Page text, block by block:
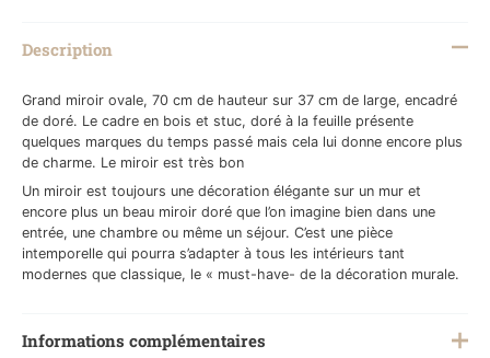
Description
Grand miroir ovale, 70 cm de hauteur sur 37 cm de large, encadré
de doré. Le cadre en bois et stuc, doré à la feuille présente
quelques marques du temps passé mais cela lui donne encore plus
de charme. Le miroir est très bon
Un miroir est toujours une décoration élégante sur un mur et
encore plus un beau miroir doré que l’on imagine bien dans une
entrée, une chambre ou même un séjour. C’est une pièce
intemporelle qui pourra s’adapter à tous les intérieurs tant
modernes que classique, le « must-have- de la décoration murale.
Informations complémentaires